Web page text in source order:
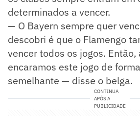
determinados a vencer.
— O Bayern sempre quer
descobri é que o Flamengo
vencer todos os jogos. Então,
encaramos este jogo de
semelhante — disse o belga.
CONTINUA
APÓS A
PUBLICIDADE